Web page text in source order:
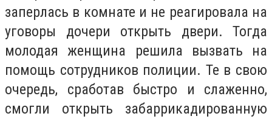
заперлась в комнате и не реагировала на
уговоры дочери открыть двери. Тогда
молодая женщина решила вызвать на
помощь сотрудников полиции. Те в свою
очередь, сработав быстро и слаженно,
смогли открыть забаррикадированную